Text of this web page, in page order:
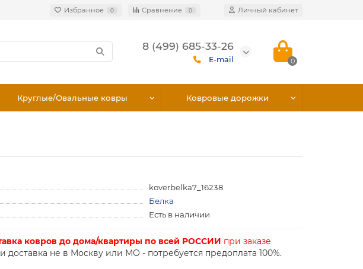
Избранное 0 Сравнение 0 Личный кабинет
8 (499) 685-33-26
E-mail 0
Круглые/Овальные ковры Ковровые дорожки
koverbelka7_16238
Белка
Есть в наличии
ковров до дома/квартиры по всей РОССИИ при заказе
доставка не в Москву или МО - потребуется предоплата 100%.